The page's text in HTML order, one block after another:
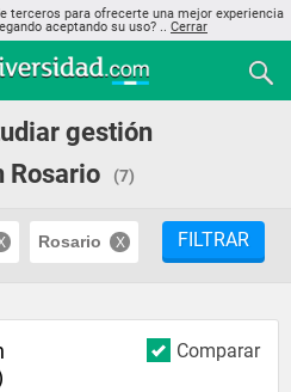
terceros para ofrecerte una mejor experiencia
aceptando su uso? .. Cerrar
gestión
Rosario
(7)
Rosario FILTRAR
Comparar